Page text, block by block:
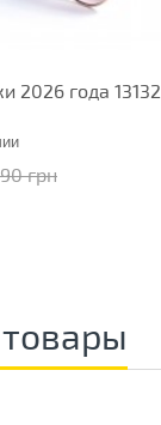
2026 года 13132
грн